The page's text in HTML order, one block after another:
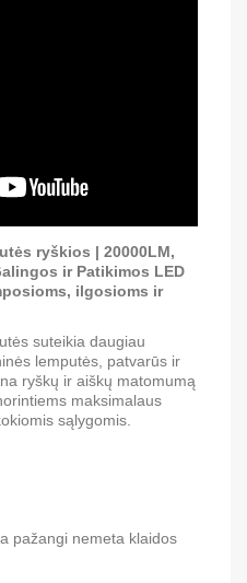
ryškios | 20000LM,
ir Patikimos LED
ilgosioms ir
suteikia daugiau
lemputės, patvarūs ir
ryškų ir aiškų matomumą
maksimalaus
sąlygomis.
pažangi nemeta klaidos